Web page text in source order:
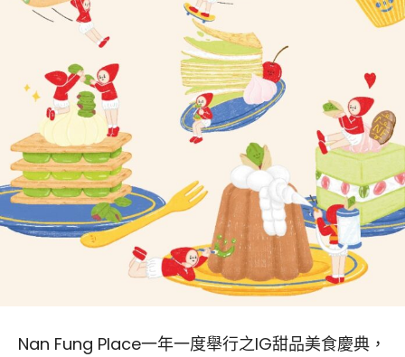
Nan Fung Place一年一度舉行之IG甜品美食慶典，